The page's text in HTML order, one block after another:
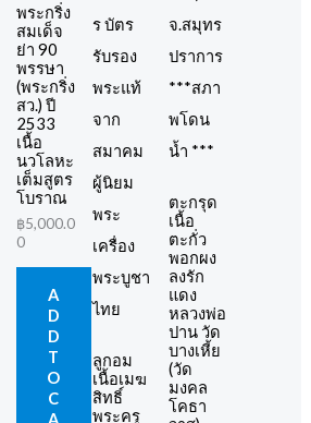
พระกริ่ง
สมเด็จ
ย่า 90
พรรษา
(พระกริ่ง
สว.) ปี
2533
เนื้อ
นวโลหะ
เต็มสูตร
โบราณ
฿5,000.0
0
A
D
D
T
O
C
A
ลูกอม
เนื้อเมฆ
สิทธิ์
พระครู
ตะกรุด
เนื้อ
ตะกั่ว
พอกผง
ลงรัก
แดง
หลวงพ่อ
ปาน วัด
บางเหี้ย
(วัด
มงคล
โคธา